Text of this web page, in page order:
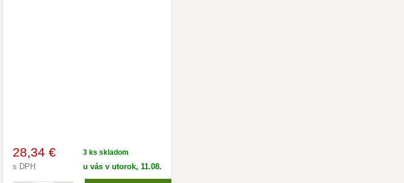
28,34 €
s DPH
3 ks skladom
u vás v utorok, 11.08.